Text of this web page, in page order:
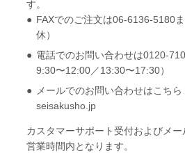
す。
FAXでのご注文は06-6136-5180
休）
電話でのお問い合わせは0120-
9:30〜12:00／13:30〜17:30）
メールでのお問い合わせはこち
seisakusho.jp
カスタマーサポート受付およびメ
営業時間内となります。